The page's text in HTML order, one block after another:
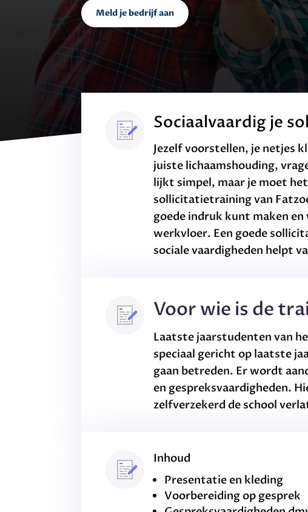
Meld je bedrijf aan
Sociaalvaardig je
Jezelf voorstellen, je netjes
juiste lichaamshouding,
lijkt simpel, maar je moet
sollicitatietraining van
goede indruk kunt maken en
werkvloer. Een goede
sociale vaardigheden helpt
Voor wie is de
Laatste jaarstudenten van
speciaal gericht op laatste
gaan betreden. Er wordt
en gespreksvaardigheden.
zelfverzekerd de school
Inhoud
Presentatie en kleding
Voorbereiding op gesprek